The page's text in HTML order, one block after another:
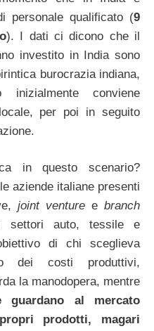
personale qualificato (9
). I dati ci dicono che il
investito in India sono
burocrazia indiana,
conviene
per poi in seguito
in questo scenario?
aziende italiane presenti
joint venture e branch
settori auto, tessile e
di chi sceglieva
dei costi produttivi,
la manodopera, mentre
guardano al mercato
prodotti, magari